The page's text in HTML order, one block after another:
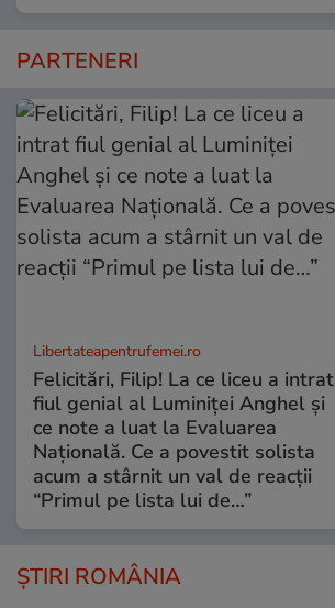
PARTENERI
Libertateapentrufemei.ro
Felicitări, Filip! La ce liceu a intrat
fiul genial al Luminiței Anghel și
ce note a luat la Evaluarea
Națională. Ce a povestit solista
acum a stârnit un val de reacții
“Primul pe lista lui de…”
ȘTIRI ROMÂNIA